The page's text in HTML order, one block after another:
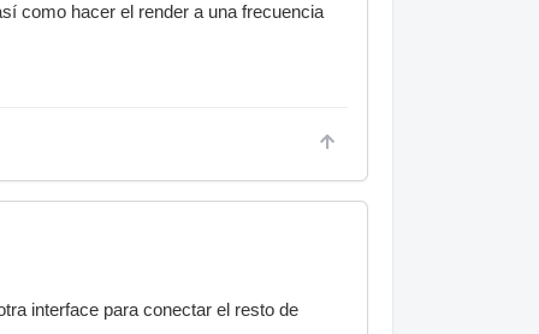
como hacer el render a una frecuencia
interface para conectar el resto de